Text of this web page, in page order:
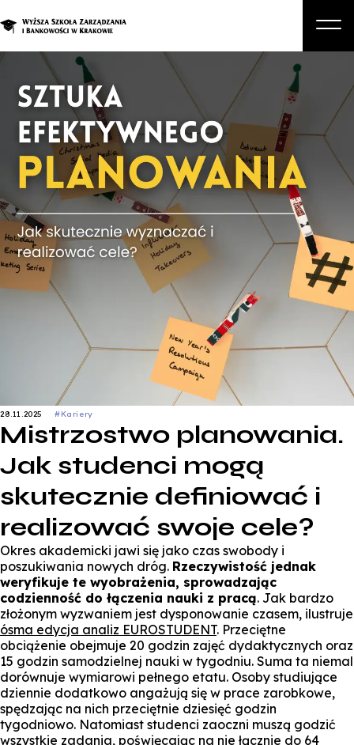
Studia
Studia podyplomowe i kursy
Kandydat
Student
Biznes
Zapisz się na studia
28.11.2025 #Kariery
Mistrzostwo planowania.
Jak studenci mogą
skutecznie definiować i
realizować swoje cele?
Okres akademicki jawi się jako czas swobody i
poszukiwania nowych dróg. Rzeczywistość jednak
weryfikuje te wyobrażenia, sprowadzając
codzienność do łączenia nauki z pracą. Jak bardzo
złożonym wyzwaniem jest dysponowanie czasem, ilustruje
ósma edycja analiz EUROSTUDENT. Przeciętne
obciążenie obejmuje 20 godzin zajęć dydaktycznych oraz
15 godzin samodzielnej nauki w tygodniu. Suma ta niemal
dorównuje wymiarowi pełnego etatu. Osoby studiujące
dziennie dodatkowo angażują się w prace zarobkowe,
spędzając na nich przeciętnie dziesięć godzin
tygodniowo. Natomiast studenci zaoczni muszą godzić
wszystkie zadania, poświęcając na nie łącznie do 64